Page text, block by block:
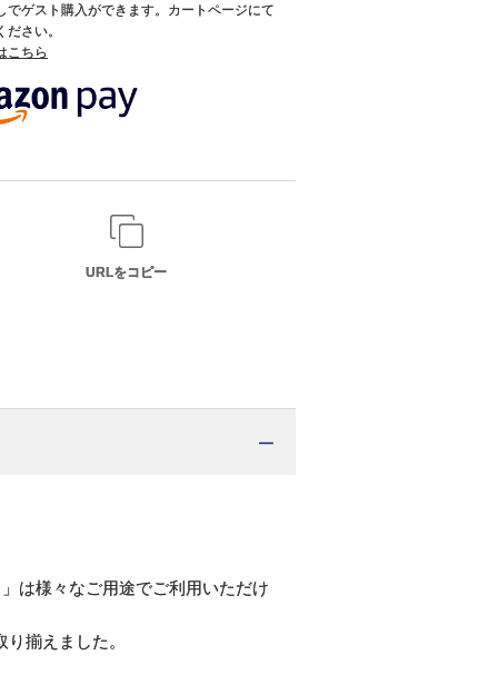
ゲスト購入ができます。カートページにて
さい。
こちら
URLをコピー
は様々なご用途でご利用いただけ
揃えました。